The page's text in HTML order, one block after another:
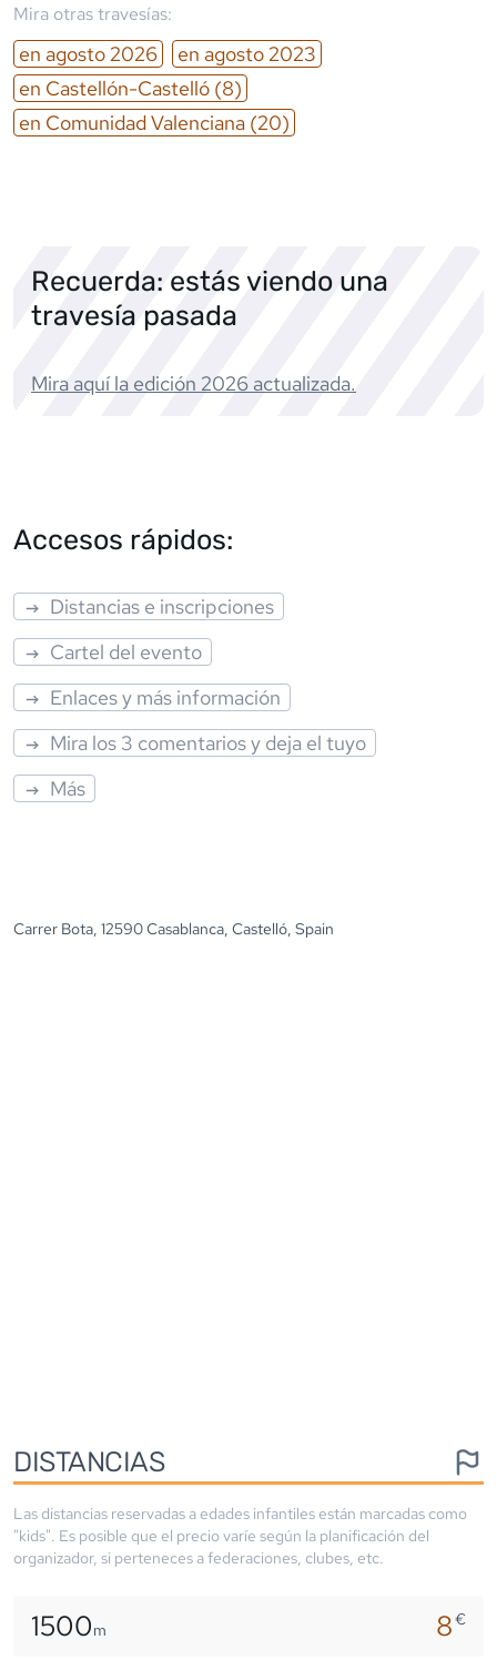
Mira otras travesías:
en agosto 2026 en agosto 2023
en Castellón-Castelló (8)
en Comunidad Valenciana (20)
Recuerda: estás viendo una
travesía pasada
Mira aquí la edición 2026 actualizada.
Accesos rápidos:
Distancias e inscripciones
Cartel del evento
Enlaces y más información
Mira los 3 comentarios y deja el tuyo
Más
Carrer Bota, 12590 Casablanca, Castelló, Spain
DISTANCIAS
Las distancias reservadas a edades infantiles están marcadas como
"kids". Es posible que el precio varíe según la planificación del
organizador, si perteneces a federaciones, clubes, etc.
1500m 8€